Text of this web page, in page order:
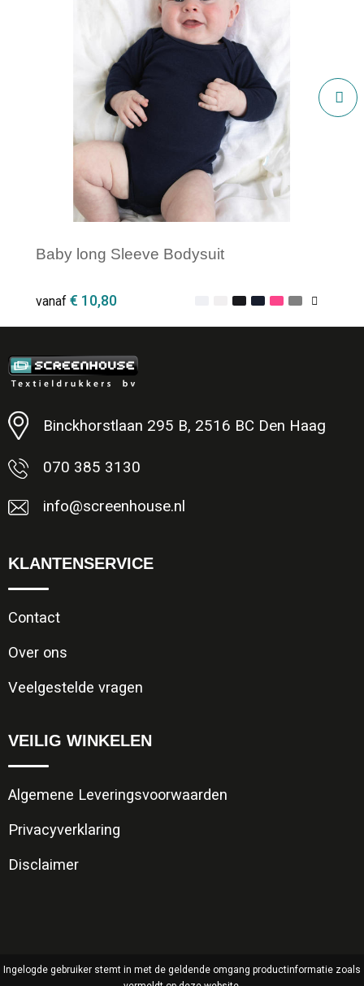
Baby long Sleeve Bodysuit
vanaf € 10,80
Minimale afname: 1
Binckhorstlaan 295 B, 2516 BC Den Haag
070 385 3130
info@screenhouse.nl
KLANTENSERVICE
Contact
Over ons
Veelgestelde vragen
VEILIG WINKELEN
Algemene Leveringsvoorwaarden
Privacyverklaring
Disclaimer
Ingelogde gebruiker stemt in met de geldende omgang productinformatie zoals